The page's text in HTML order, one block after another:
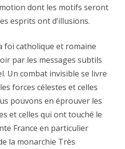
dont les motifs seront
esprits ont d’illusions.
catholique et romaine
par les messages subtils
Un combat invisible se livre
forces célestes et celles
pouvons en éprouver les
et celles qui ont touché le
France en particulier
la monarchie Très